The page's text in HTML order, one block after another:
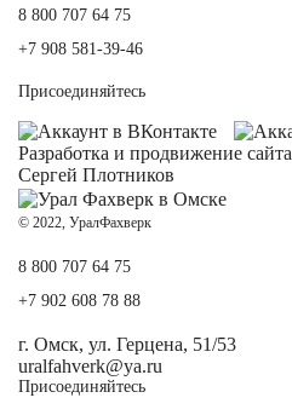
8 800 707 64 75
+7 908 581-39-46
Присоединяйтесь
Разработка и продвижение сайта
Сергей Плотников
© 2022, УралФахверк
8 800 707 64 75
+7 902 608 78 88
г. Омск, ул. Герцена, 51/53
uralfahverk@ya.ru
Присоединяйтесь